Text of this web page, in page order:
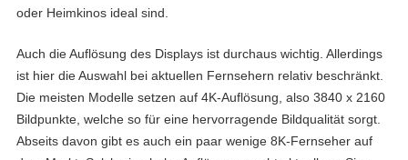
oder Heimkinos ideal sind.
Auch die Auflösung des Displays ist durchaus wichtig. Allerdings
ist hier die Auswahl bei aktuellen Fernsehern relativ beschränkt.
Die meisten Modelle setzen auf 4K-Auflösung, also 3840 x 2160
Bildpunkte, welche so für eine hervorragende Bildqualität sorgt.
Abseits davon gibt es auch ein paar wenige 8K-Fernseher auf